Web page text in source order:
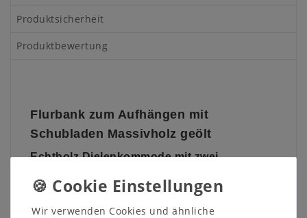
Produktsicherheit
Produktbewertung
Flurbank zum Aufhängen mit
Schubladen Massivholz geölt
EchtholzDielenkommode mit zwei
Diese Wäschekommode aus dem Dielenprogramm
WALK INvom dänischen HerstellerTjørnbo
Wir verwenden Cookies und ähnliche